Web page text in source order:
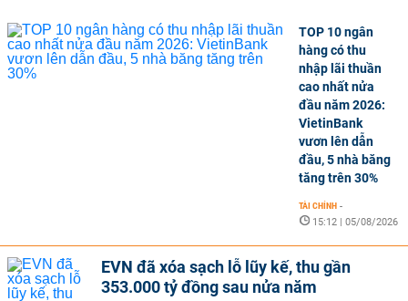
TOP 10 ngân
hàng có thu
nhập lãi thuần
cao nhất nửa
đầu năm 2026:
VietinBank
vươn lên dẫn
đầu, 5 nhà băng
tăng trên 30%
TÀI CHÍNH -
15:12 | 05/08/2026
EVN đã xóa sạch lỗ lũy kế, thu gần
353.000 tỷ đồng sau nửa năm